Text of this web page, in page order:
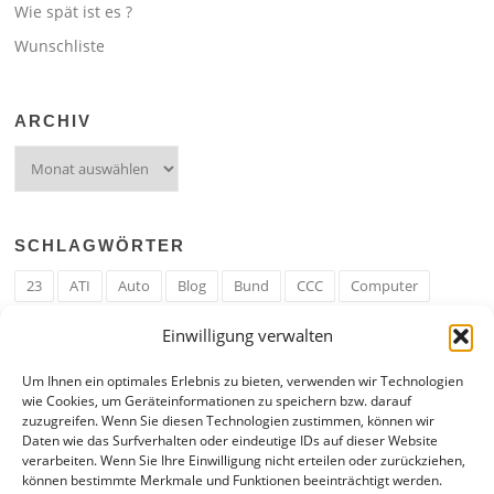
Einwilligung verwalten
Um Ihnen ein optimales Erlebnis zu bieten, verwenden wir Technologien
wie Cookies, um Geräteinformationen zu speichern bzw. darauf
zuzugreifen. Wenn Sie diesen Technologien zustimmen, können wir
Daten wie das Surfverhalten oder eindeutige IDs auf dieser Website
verarbeiten. Wenn Sie Ihre Einwilligung nicht erteilen oder zurückziehen,
können bestimmte Merkmale und Funktionen beeinträchtigt werden.
Wie spät ist es ?
Wunschliste
ARCHIV
SCHLAGWÖRTER
23 ATI Auto Blog Bund CCC
Computer
Google
Hack Hand HE ICE IE Internet
Krefeld
Liebe Linux u. Software Mail Mann
PHP
RAM
Regeln RZ Spam Spiel Ticker USA